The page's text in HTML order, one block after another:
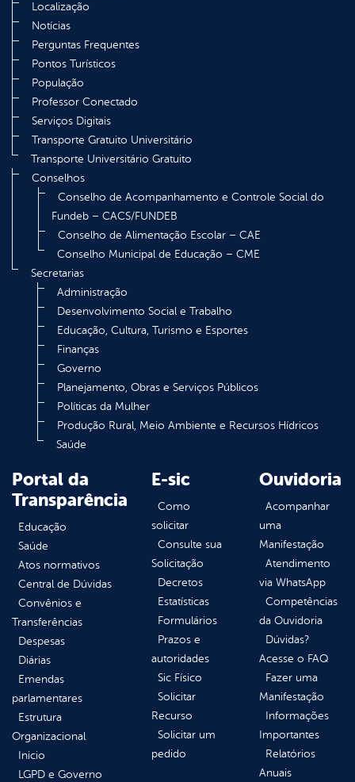
Localização
Notícias
Perguntas Frequentes
Pontos Turísticos
População
Professor Conectado
Serviços Digitais
Transporte Gratuito Universitário
Transporte Universitário Gratuito
Conselhos
Conselho de Acompanhamento e Controle Social do
Fundeb – CACS/FUNDEB
Conselho de Alimentação Escolar – CAE
Conselho Municipal de Educação – CME
Secretarias
Administração
Desenvolvimento Social e Trabalho
Educação, Cultura, Turismo e Esportes
Finanças
Governo
Planejamento, Obras e Serviços Públicos
Políticas da Mulher
Produção Rural, Meio Ambiente e Recursos Hídricos
Saúde
Portal da
Transparência
Educação
Saúde
Atos normativos
Central de Dúvidas
Convênios e
Transferências
Despesas
Diárias
Emendas
parlamentares
Estrutura
Organizacional
Inicio
LGPD e Governo
E-sic
Como
solicitar
Consulte sua
Solicitação
Decretos
Estatísticas
Formulários
Prazos e
autoridades
Sic Físico
Solicitar
Recurso
Solicitar um
pedido
Ouvidoria
Acompanhar
uma
Manifestação
Atendimento
via WhatsApp
Competências
da Ouvidoria
Dúvidas?
Acesse o FAQ
Fazer uma
Manifestação
Informações
Importantes
Relatórios
Anuais